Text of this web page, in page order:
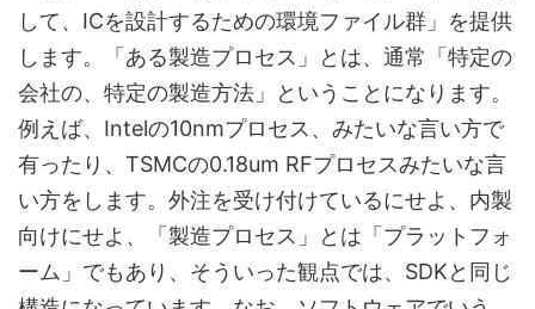
して、ICを設計するための環境ファイル群」を提供
します。「ある製造プロセス」とは、通常「特定の
会社の、特定の製造方法」ということになります。
例えば、Intelの10nmプロセス、みたいな言い方で
有ったり、TSMCの0.18um RFプロセスみたいな言
い方をします。外注を受け付けているにせよ、内製
向けにせよ、「製造プロセス」とは「プラットフォ
ーム」でもあり、そういった観点では、SDKと同じ